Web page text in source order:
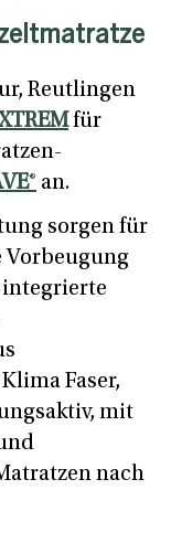
Reutlingen
für
® an.
sorgen für
Vorbeugung
integrierte
Faser,
mit
nach